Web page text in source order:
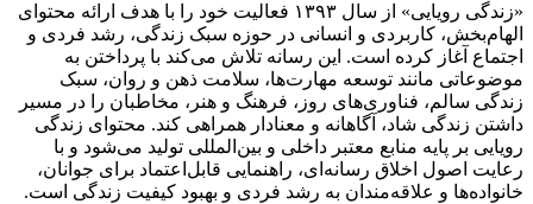
«زندگی رویایی» از سال ۱۳۹۳ فعالیت خود را با هدف ارائه محتوای
الهام‌بخش، کاربردی و انسانی در حوزه سبک زندگی، رشد فردی و
اجتماع آغاز کرده است. این رسانه تلاش می‌کند با پرداختن به
موضوعاتی مانند توسعه مهارت‌ها، سلامت ذهن و روان، سبک
زندگی سالم، فناوری‌های روز، فرهنگ و هنر، مخاطبان را در مسیر
داشتن زندگی شاد، آگاهانه و معنادار همراهی کند. محتوای زندگی
رویایی بر پایه منابع معتبر داخلی و بین‌المللی تولید می‌شود و با
رعایت اصول اخلاق رسانه‌ای، راهنمایی قابل‌اعتماد برای جوانان،
خانواده‌ها و علاقه‌مندان به رشد فردی و بهبود کیفیت زندگی است.